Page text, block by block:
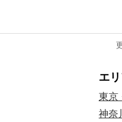
エ
東京
神奈